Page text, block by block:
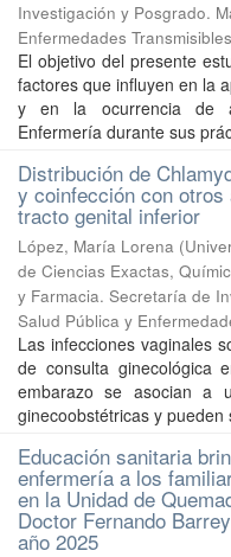
Investigación y Posgrado.
Enfermedades Transmisibles
El objetivo del presente
factores que influyen en la
y en la ocurrencia de
Enfermería durante sus
Distribución de
y coinfección con
tracto genital inferior
López, María Lorena (
de Ciencias Exactas,
y Farmacia. Secretaría de
Salud Pública y
Las infecciones vaginales
de consulta ginecológica
embarazo se asocian a
ginecoobstétricas y pueden
Educación sanitaria
enfermería a los
en la Unidad de
Doctor Fernando
año 2025